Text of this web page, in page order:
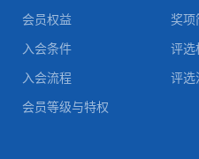
会员权益
入会条件
入会流程
会员等级与特权
奖项
评选
评选